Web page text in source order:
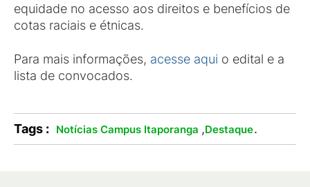
equidade no acesso aos direitos e benefícios de
cotas raciais e étnicas.
Para mais informações, acesse aqui o edital e a
lista de convocados.
Tags : Notícias Campus Itaporanga ,Destaque.